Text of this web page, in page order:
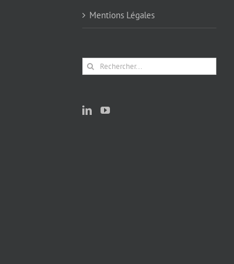
Mentions Légales
Rechercher: